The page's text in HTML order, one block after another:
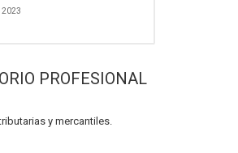
2023
PROFESIONAL
y mercantiles.